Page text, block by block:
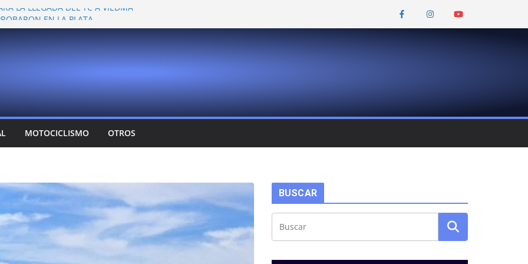
LA LLEGADA DEL TC A VIEDMA
EN LA PLATA
VER A TANTOS PILOTOS
DEJÓ CAMBIOS EN LOS CAMPEONATOS
CONFIRMA SU REGRESO AL TOP RACE
MOTOCICLISMO OTROS
BUSCAR